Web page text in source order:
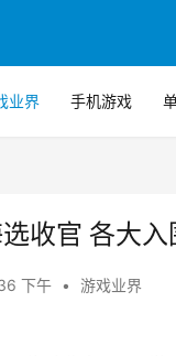
业界 手机游戏
收官 各大
下午 • 游戏业界